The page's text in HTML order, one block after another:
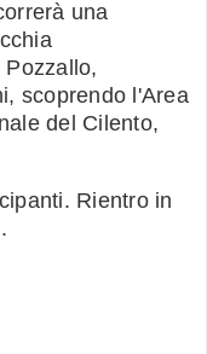
una
scoprendo l'Area
del Cilento,
Rientro in